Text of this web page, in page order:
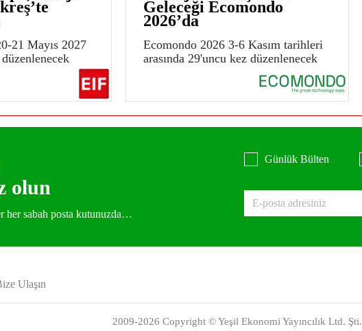
21 Mayıs 2027
Geleceği Ecomondo
2026’da
Ecomondo 2026 3-6 Kasım tarihleri
arasında 29'uncu kez düzenlenecek
olun
her sabah posta kutunuzda…
Günlük Bülten
Ulaşın
2009-2026 Copyright © Yeşil Ekonomi Yayıncılık Ltd. Şti.